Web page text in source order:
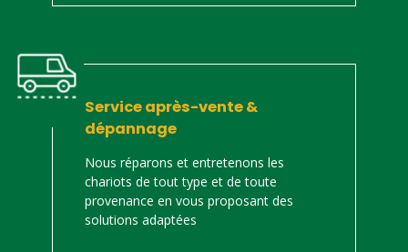
Service après-vente &
dépannage
Nous réparons et entretenons les
chariots de tout type et de toute
provenance en vous proposant des
solutions adaptées